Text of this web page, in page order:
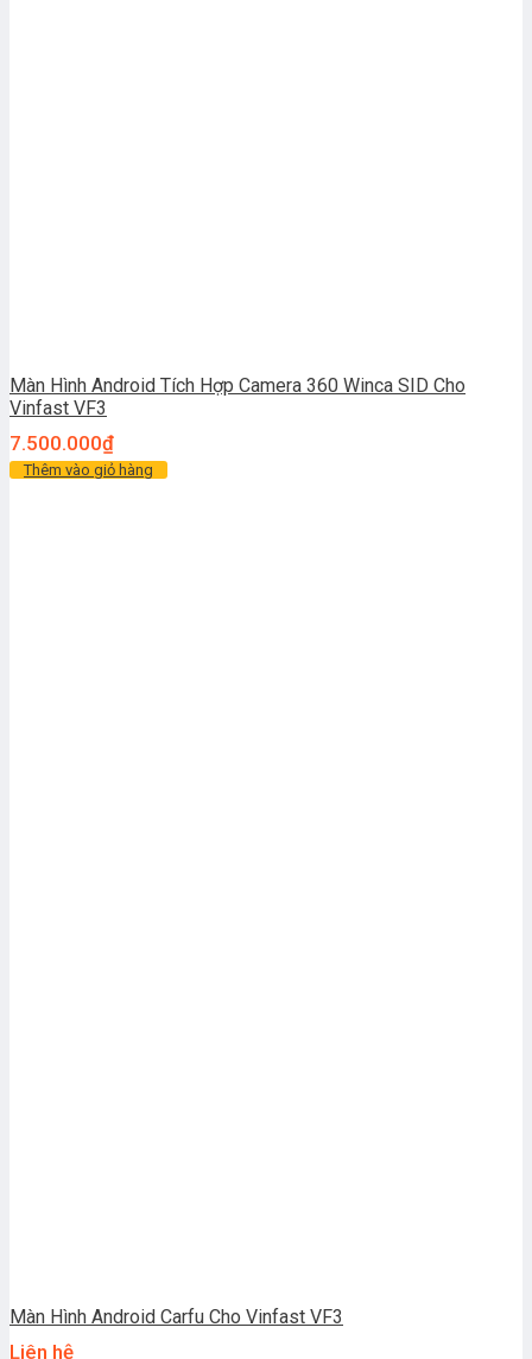
Màn Hình Android Tích Hợp Camera 360 Winca SID Cho
Vinfast VF3
7.500.000₫
Thêm vào giỏ hàng
Màn Hình Android Carfu Cho Vinfast VF3
Liên hệ